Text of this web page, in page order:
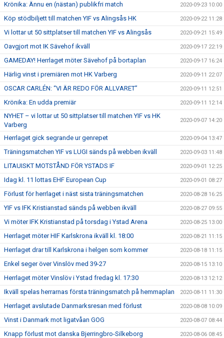
Krönika: Ännu en (nästan) publikfri match 2020-09-23 10:00
Köp stödbiljett till matchen YIF vs Alingsås HK 2020-09-22 11:28
Vi lottar ut 50 sittplatser till matchen YIF vs Alingsås 2020-09-21 15:49
Oavgjort mot IK Sävehof ikväll 2020-09-17 22:19
GAMEDAY! Herrlaget möter Sävehof på bortaplan 2020-09-17 16:24
Härlig vinst i premiären mot HK Varberg 2020-09-11 22:07
OSCAR CARLÉN: “VI ÄR REDO FÖR ALLVARET” 2020-09-11 12:51
Krönika: En udda premiär 2020-09-11 12:14
NYHET – vi lottar ut 50 sittplatser till matchen YIF vs HK
Varberg
2020-09-07 14:20
Herrlaget gick segrande ur genrepet 2020-09-04 13:47
Träningsmatchen YIF vs LUGI sänds på webben ikväll 2020-09-03 11:48
LITAUISKT MOTSTÅND FÖR YSTADS IF 2020-09-01 12:25
Idag kl. 11 lottas EHF European Cup 2020-09-01 08:27
Förlust för herrlaget i näst sista träningsmatchen 2020-08-28 16:25
YIF vs IFK Kristianstad sänds på webben ikväll 2020-08-27 09:55
Vi möter IFK Kristianstad på torsdag i Ystad Arena 2020-08-25 13:00
Herrlaget möter HIF Karlskrona ikväll kl. 18:00 2020-08-21 11:15
Herrlaget drar till Karlskrona i helgen som kommer 2020-08-18 11:15
Enkel seger över Vinslöv med 39-27 2020-08-15 13:10
Herrlaget möter Vinslöv i Ystad fredag kl. 17:30 2020-08-13 12:12
Ikväll spelas herrarnas första träningsmatch på hemmaplan 2020-08-11 11:30
Herrlaget avslutade Danmarksresan med förlust 2020-08-08 10:09
Vinst i Danmark mot ligatvåan GOG 2020-08-07 08:44
Knapp förlust mot danska Bjerringbro-Silkeborg 2020-08-06 08:45